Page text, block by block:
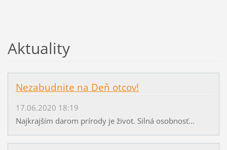
Aktuality
Nezabudnite na Deň otcov!
17.06.2020 18:19
Najkrajším darom prírody je život. Silná osobnosť...